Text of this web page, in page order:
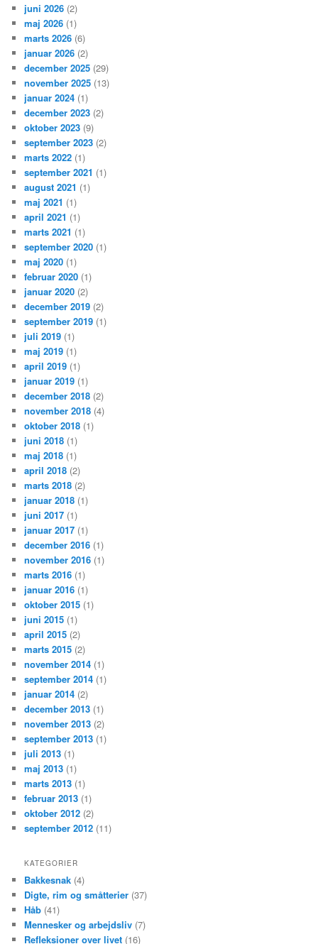
juni 2026 (2)
maj 2026 (1)
marts 2026 (6)
januar 2026 (2)
december 2025 (29)
november 2025 (13)
januar 2024 (1)
december 2023 (2)
oktober 2023 (9)
september 2023 (2)
marts 2022 (1)
september 2021 (1)
august 2021 (1)
maj 2021 (1)
april 2021 (1)
marts 2021 (1)
september 2020 (1)
maj 2020 (1)
februar 2020 (1)
januar 2020 (2)
december 2019 (2)
september 2019 (1)
juli 2019 (1)
maj 2019 (1)
april 2019 (1)
januar 2019 (1)
december 2018 (2)
november 2018 (4)
oktober 2018 (1)
juni 2018 (1)
maj 2018 (1)
april 2018 (2)
marts 2018 (2)
januar 2018 (1)
juni 2017 (1)
januar 2017 (1)
december 2016 (1)
november 2016 (1)
marts 2016 (1)
januar 2016 (1)
oktober 2015 (1)
juni 2015 (1)
april 2015 (2)
marts 2015 (2)
november 2014 (1)
september 2014 (1)
januar 2014 (2)
december 2013 (1)
november 2013 (2)
september 2013 (1)
juli 2013 (1)
maj 2013 (1)
marts 2013 (1)
februar 2013 (1)
oktober 2012 (2)
september 2012 (11)
KATEGORIER
Bakkesnak (4)
Digte, rim og småtterier (37)
Håb (41)
Mennesker og arbejdsliv (7)
Refleksioner over livet (16)